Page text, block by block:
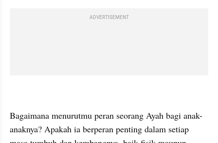
ADVERTISEMENT
Bagaimana menurutmu peran seorang Ayah bagi anak-
anaknya? Apakah ia berperan penting dalam setiap